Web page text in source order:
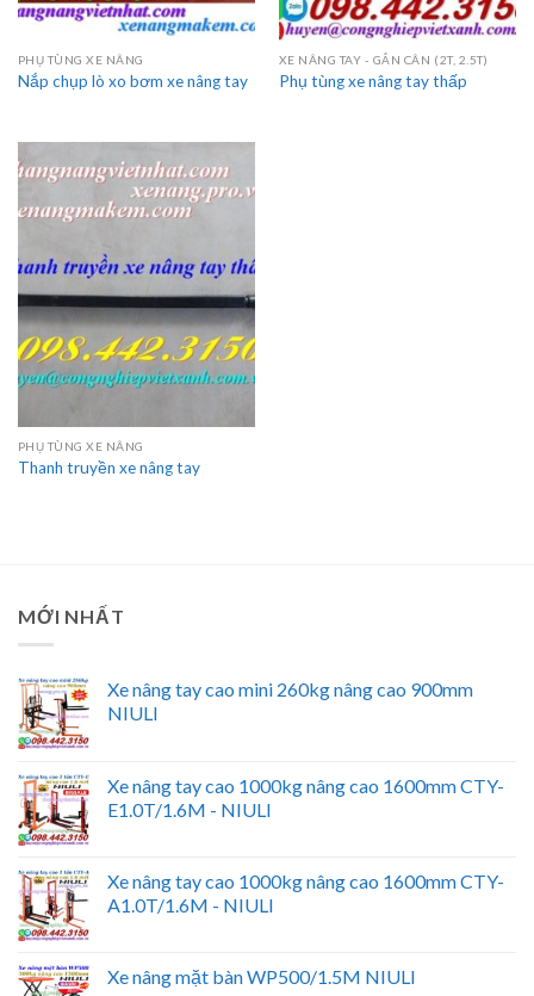
PHỤ TÙNG XE NÂNG
Nắp chụp lò xo bơm xe nâng tay
XE NÂNG TAY - GẮN CÂN (2T, 2.5T)
Phụ tùng xe nâng tay thấp
PHỤ TÙNG XE NÂNG
Thanh truyền xe nâng tay
MỚI NHẤT
Xe nâng tay cao mini 260kg nâng cao 900mm
NIULI
Xe nâng tay cao 1000kg nâng cao 1600mm CTY-
E1.0T/1.6M - NIULI
Xe nâng tay cao 1000kg nâng cao 1600mm CTY-
A1.0T/1.6M - NIULI
Xe nâng mặt bàn WP500/1.5M NIULI